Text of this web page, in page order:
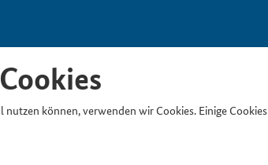
nutzen können, verwenden wir Cookies. Einige